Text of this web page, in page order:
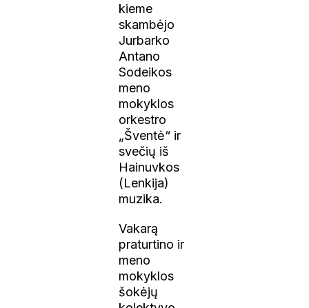
kieme
skambėjo
Jurbarko
Antano
Sodeikos
meno
mokyklos
orkestro
„Šventė“ ir
svečių iš
Hainuvkos
(Lenkija)
muzika.
Vakarą
praturtino ir
meno
mokyklos
šokėjų